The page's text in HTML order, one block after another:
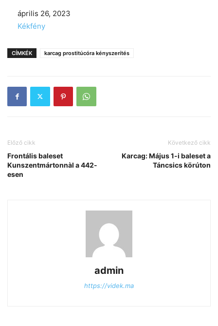
Date
április 26, 2023
In relation to
Kékfény
CÍMKÉK karcag prostitúcóra kényszerítés
Előző cikk
Frontális baleset
Kunszentmártonnàl a 442-
esen
Következő cikk
Karcag: Május 1-i baleset a
Táncsics körúton
admin
https://videk.ma